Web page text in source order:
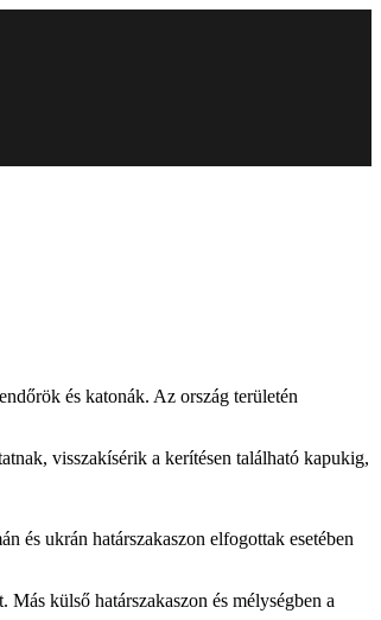
és katonák. Az ország területén
visszakísérik a kerítésen található kapukig,
és ukrán határszakaszon elfogottak esetében
külső határszakaszon és mélységben a